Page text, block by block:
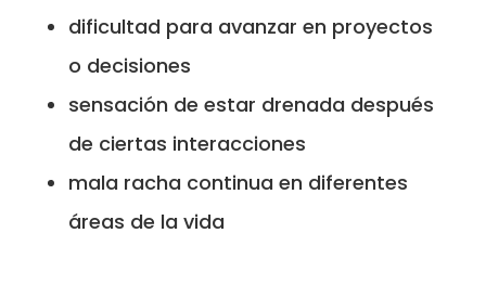
dificultad para avanzar en proyectos
o decisiones
sensación de estar drenada después
de ciertas interacciones
mala racha continua en diferentes
áreas de la vida